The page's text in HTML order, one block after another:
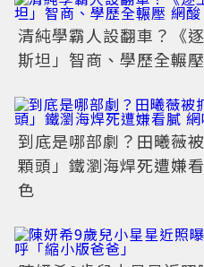
清純學霸人設翻車？《
斯坦」智商、學歷全輾
到底是哪部劇？田曦薇
顆頭」鐵瀏海焊死遭嫌
色